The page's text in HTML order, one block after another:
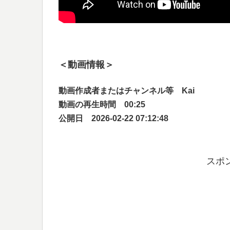
＜動画情報＞
動画作成者またはチャンネル等 Kai
動画の再生時間 00:25
公開日 2026-02-22 07:12:48
スポ